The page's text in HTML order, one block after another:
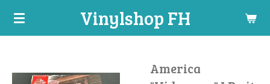
Ga
hoofdinhoud
Vinylshop FH
America